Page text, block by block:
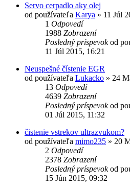
Servo cerpadlo aky olej
od používateľa Karya » 11 Júl
1 Odpovedí
1988 Zobrazení
Posledný príspevokod
11 Júl 2015, 16:21
Neuspešné čístenie EGR
od používateľa Lukacko » 24
13 Odpovedí
4639 Zobrazení
Posledný príspevokod
01 Júl 2015, 11:32
čistenie vstrekov ultrazvukom?
od používateľa mimo235 » 20
2 Odpovedí
2378 Zobrazení
Posledný príspevokod
15 Jún 2015, 09:32